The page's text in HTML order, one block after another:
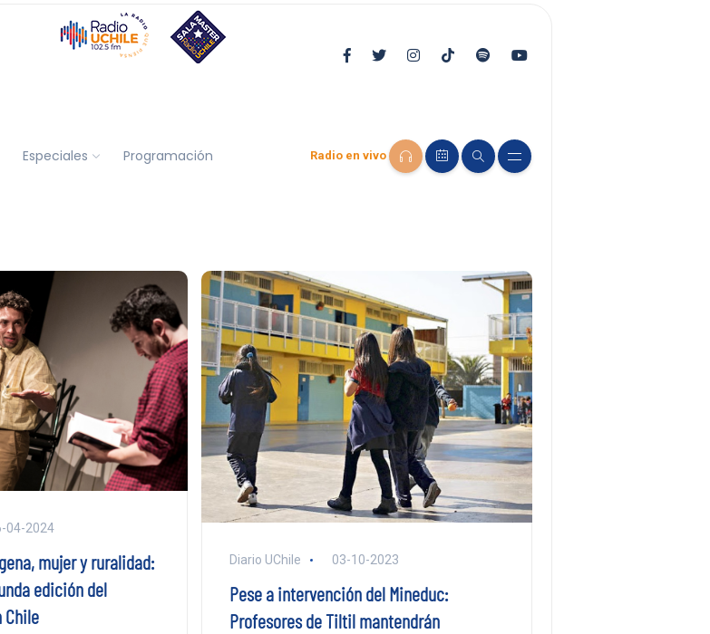
Especiales Programación Radio en vivo
04-2024
mujer y ruralidad:
edición del
Chile
Diario UChile 03-10-2023
Pese a intervención del Mineduc:
Profesores de Tiltil mantendrán